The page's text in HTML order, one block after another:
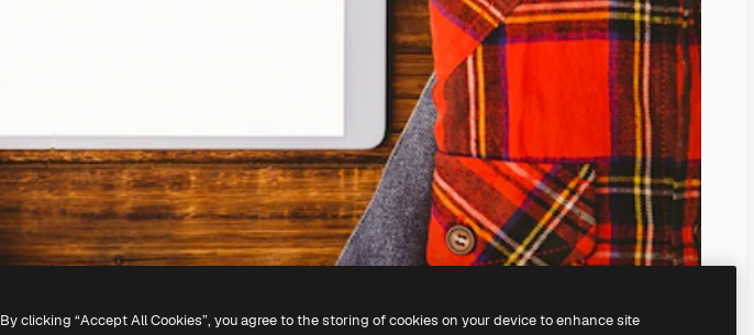
By clicking “Accept All Cookies”, you agree to the storing of cookies on your device to enhance site